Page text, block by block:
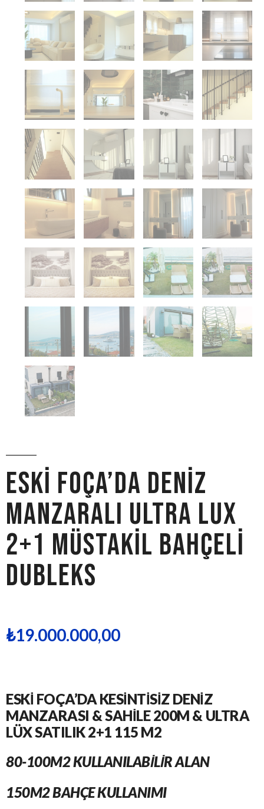
Eski Foça’da Deniz
Manzaralı Ultra Lux
2+1 Müstakil Bahçeli
Dubleks
₺19.000.000,00
ESKI FOÇA’DA KESINTISIZ DENIZ
MANZARASI & SAHILE 200M & ULTRA
LÜX SATILIK 2+1 115 M2​
80-100M2 KULLANILABILIR ALAN
150M2 BAHÇE KULLANIMI